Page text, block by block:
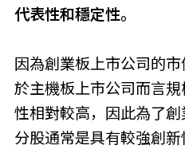
代表性和穩定性。
因為創業板上市公司的
於主機板上市公司而言
性相對較高，因此為了
分股通常是具有較強創新